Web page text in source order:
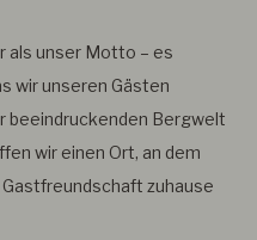
als unser Motto – es
wir unseren Gästen
beeindruckenden Bergwelt
wir einen Ort, an dem
zuhause